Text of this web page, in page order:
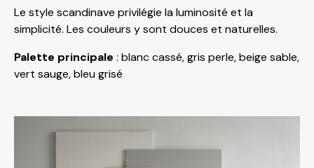
Le style scandinave privilégie la luminosité et la
simplicité. Les couleurs y sont douces et naturelles.
Palette principale : blanc cassé, gris perle, beige sable,
vert sauge, bleu grisé